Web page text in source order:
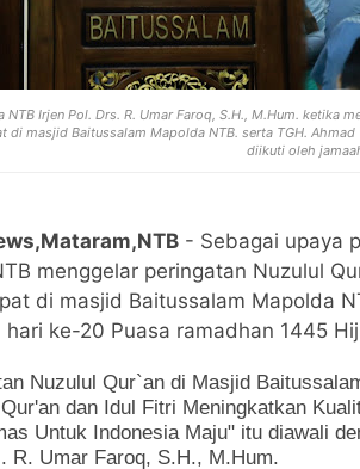
NTB Irjen Pol. Drs. R. Umar Faroq, S.H., M.Hum. ketika
di masjid Baitussalam Mapolda NTB. serta TGH.
diikuti oleh
- Sebagai upaya
menggelar peringatan Nuzulul
di masjid Baitussalam Mapolda
hari ke-20 Puasa ramadhan 1445
Nuzulul Qur`an di Masjid
dan Idul Fitri Meningkatkan
Untuk Indonesia Maju" itu diawali
R. Umar Faroq, S.H., M.Hum.